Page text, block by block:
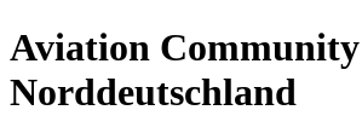
Aviation Community
Norddeutschland